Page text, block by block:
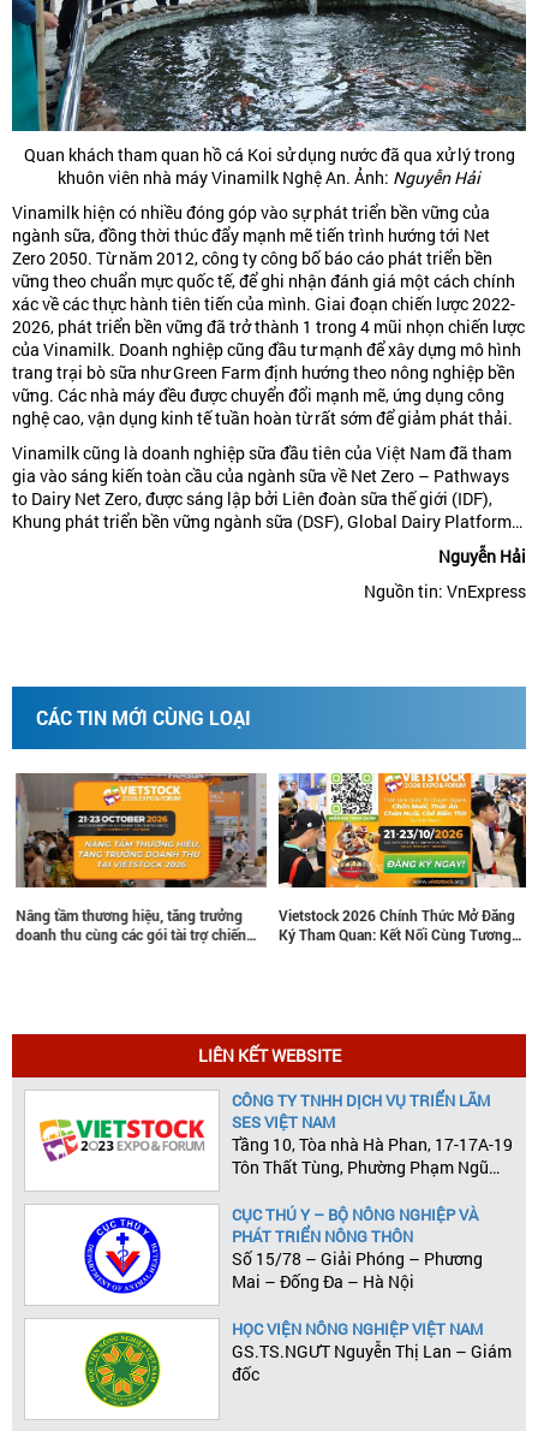
Quan khách tham quan hồ cá Koi sử dụng nước đã qua xử lý trong
khuôn viên nhà máy Vinamilk Nghệ An. Ảnh: Nguyễn Hải
Vinamilk hiện có nhiều đóng góp vào sự phát triển bền vững của
ngành sữa, đồng thời thúc đẩy mạnh mẽ tiến trình hướng tới Net
Zero 2050. Từ năm 2012, công ty công bố báo cáo phát triển bền
vững theo chuẩn mực quốc tế, để ghi nhận đánh giá một cách chính
xác về các thực hành tiên tiến của mình. Giai đoạn chiến lược 2022-
2026, phát triển bền vững đã trở thành 1 trong 4 mũi nhọn chiến lược
của Vinamilk. Doanh nghiệp cũng đầu tư mạnh để xây dựng mô hình
trang trại bò sữa như Green Farm định hướng theo nông nghiệp bền
vững. Các nhà máy đều được chuyển đổi mạnh mẽ, ứng dụng công
nghệ cao, vận dụng kinh tế tuần hoàn từ rất sớm để giảm phát thải.
Vinamilk cũng là doanh nghiệp sữa đầu tiên của Việt Nam đã tham
gia vào sáng kiến toàn cầu của ngành sữa về Net Zero – Pathways
to Dairy Net Zero, được sáng lập bởi Liên đoàn sữa thế giới (IDF),
Khung phát triển bền vững ngành sữa (DSF), Global Dairy Platform…
Nguyễn Hải
Nguồn tin: VnExpress
CÁC TIN MỚI CÙNG LOẠI
tăng trưởng
tài trợ chiến
Vietstock 2026 Chính Thức Mở Đăng
Ký Tham Quan: Kết Nối Cùng Tương
Gian hàng giới thiệu
thảo “Ứng dụng các
LIÊN KẾT WEBSITE
CÔNG TY TNHH DỊCH VỤ TRIỂN LÃM
SES VIỆT NAM
Tầng 10, Tòa nhà Hà Phan, 17-17A-19
Tôn Thất Tùng, Phường Phạm Ngũ
CỤC THÚ Y – BỘ NÔNG NGHIỆP VÀ
PHÁT TRIỂN NÔNG THÔN
Số 15/78 – Giải Phóng – Phương
Mai – Đống Đa – Hà Nội
HỌC VIỆN NÔNG NGHIỆP VIỆT NAM
GS.TS.NGƯT Nguyễn Thị Lan – Giám
đốc